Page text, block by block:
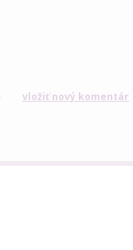
vložiť nový komentár